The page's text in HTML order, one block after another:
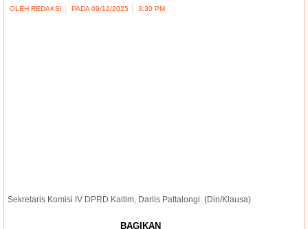
OLEH REDAKSI PADA 09/12/2025 3:30 PM
Sekretaris Komisi IV DPRD Kaltim, Darlis Pattalongi. (Din/Klausa)
BAGIKAN